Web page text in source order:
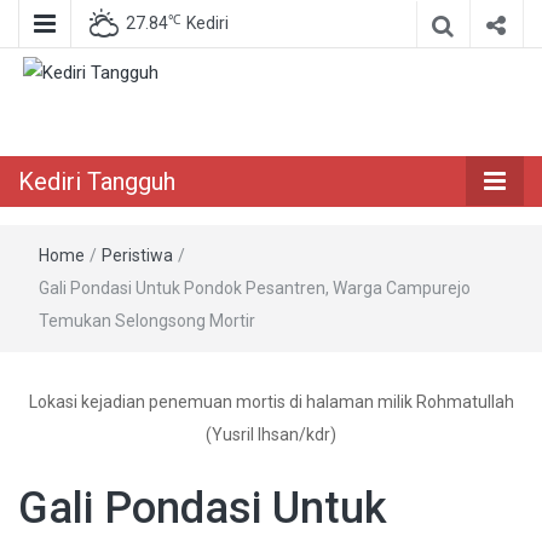
27.84℃ Kediri
Kediri Tangguh
Home / Peristiwa /
Gali Pondasi Untuk Pondok Pesantren, Warga Campurejo
Temukan Selongsong Mortir
Lokasi kejadian penemuan mortis di halaman milik Rohmatullah
(Yusril Ihsan/kdr)
Gali Pondasi Untuk